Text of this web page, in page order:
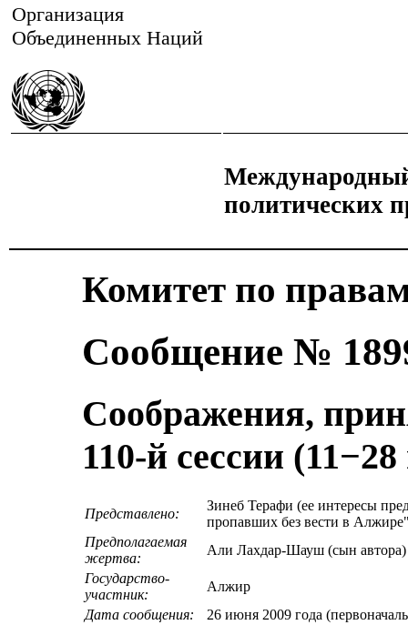
Организация
Объединенных Наций
политических
Комитет по
Сообщение №
Соображения,
110-й сессии
Представлено:
Зинеб Терафи (ее интересы
пропавших без вести в
Предполагаемая
жертва:
Али Лахдар-Шауш (сын автора)
Государство-
участник:
Алжир
Дата сообщения:
26 июня 2009 года